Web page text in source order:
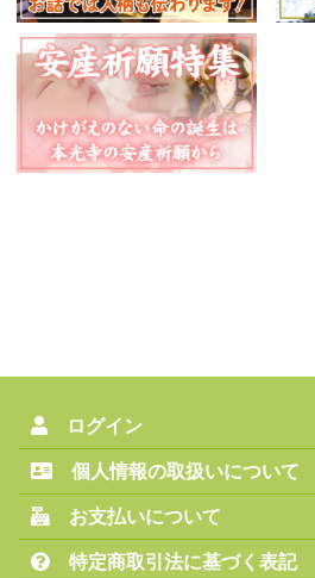
お支払いについて
特定商取引法に基づく表記
キャンセル規定
お問合せ